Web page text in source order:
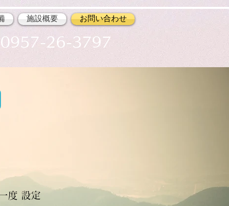
施設概要 お問い合わせ
0957-26-3797
度 設定